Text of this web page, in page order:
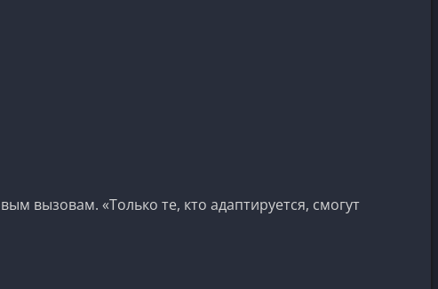
вызовам. «Только те, кто адаптируется, смогут